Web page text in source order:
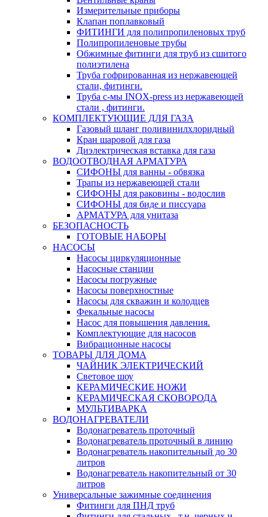
Измерительные приборы
Клапан поплавковый
ФИТИНГИ для полипропиленовых труб
Полипропиленовые трубы
Обжимные фитинги для труб из сшитого
полиэтилена
Труба гофрированная из нержавеющей
стали, фитинги.
Труба с-мы INOX-press из нержавеющей
стали , фитинги.
КОМПЛЕКТУЮЩИЕ ДЛЯ ГАЗА
Газовый шланг поливинилхлоридный
Кран шаровой для газа
Диэлектрическая вставка для газа
ВОДООТВОДНАЯ АРМАТУРА
СИФОНЫ для ванны - обвязка
Трапы из нержавеющей стали
СИФОНЫ для раковины - водослив
СИФОНЫ для биде и писсуара
АРМАТУРА для унитаза
БЕЗОПАСНОСТЬ
ГОТОВЫЕ НАБОРЫ
НАСОСЫ
Насосы циркуляционные
Насосные станции
Насосы погружные
Насосы поверхностные
Насосы для скважин и колодцев
Фекальные насосы
Насос для повышения давления.
Комплектующие для насосов
Вибрационные насосы
ТОВАРЫ ДЛЯ ДОМА
ЧАЙНИК ЭЛЕКТРИЧЕСКИЙ
Световое шоу
КЕРАМИЧЕСКИЕ НОЖИ
КЕРАМИЧЕСКАЯ СКОВОРОДА
МУЛЬТИВАРКА
ВОДОНАГРЕВАТЕЛИ
Водонагреватель проточный
Водонагреватель проточный в линию
Водонагреватель накопительный до 30
литров
Водонагреватель накопительный от 30
литров
Универсальные зажимные соединения
Фитинги для ПНД труб